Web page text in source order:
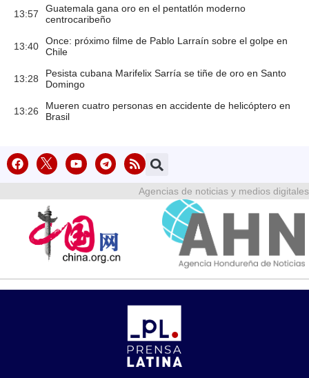
13:57
Guatemala gana oro en el pentatlón moderno
centrocaribeño
13:40
Once: próximo filme de Pablo Larraín sobre el golpe en
Chile
13:28
Pesista cubana Marifelix Sarría se tiñe de oro en Santo
Domingo
13:26
Mueren cuatro personas en accidente de helicóptero en
Brasil
Agencias de noticias y medios digitales